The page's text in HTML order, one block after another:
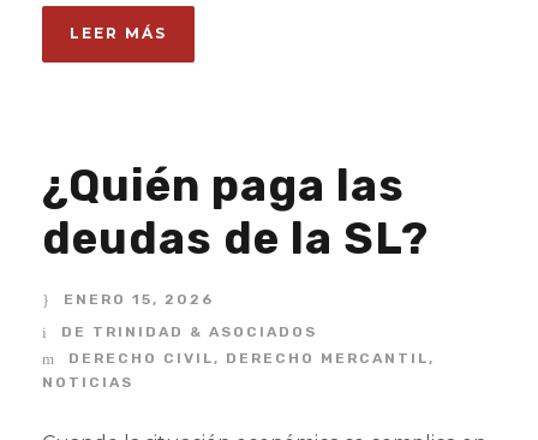
LEER MÁS
¿Quién paga las
deudas de la SL?
ENERO 15, 2026
DE TRINIDAD & ASOCIADOS
DERECHO CIVIL, DERECHO MERCANTIL,
NOTICIAS